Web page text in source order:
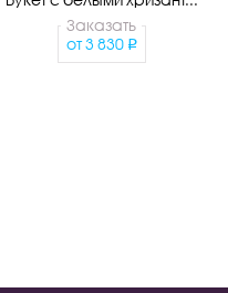
Заказать
от 3 830